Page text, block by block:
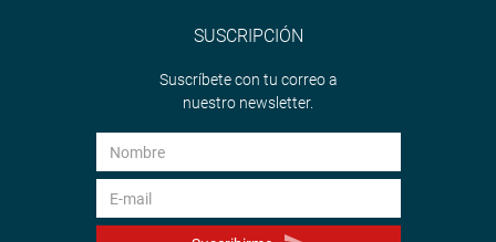
SUSCRIPCIÓN
Suscríbete con tu correo a
nuestro newsletter.